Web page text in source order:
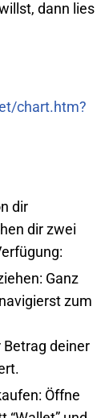
dann lies
chart.htm?
dir
dir zwei
Ganz
zum
Betrag deiner
Öffne